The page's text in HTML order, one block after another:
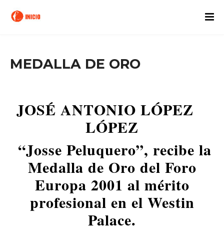
MEDALLA DE ORO
JOSÉ ANTONIO LÓPEZ
LÓPEZ
“Josse Peluquero”, recibe la
Medalla de Oro del Foro
Europa 2001 al mérito
profesional en el Westin
Palace.